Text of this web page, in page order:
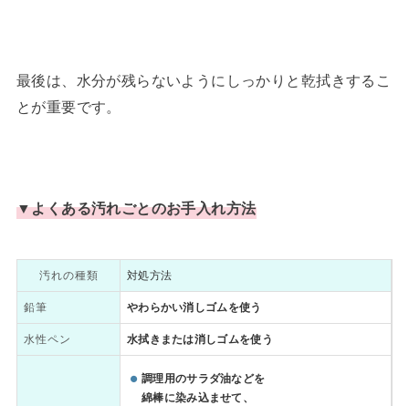
最後は、水分が残らないようにしっかりと乾拭きするこ
とが重要です。
▼よくある汚れごとのお手入れ方法
汚れの種類 対処方法
鉛筆 やわらかい消しゴムを使う
水性ペン 水拭きまたは消しゴムを使う
調理用のサラダ油などを
綿棒に染み込ませて、